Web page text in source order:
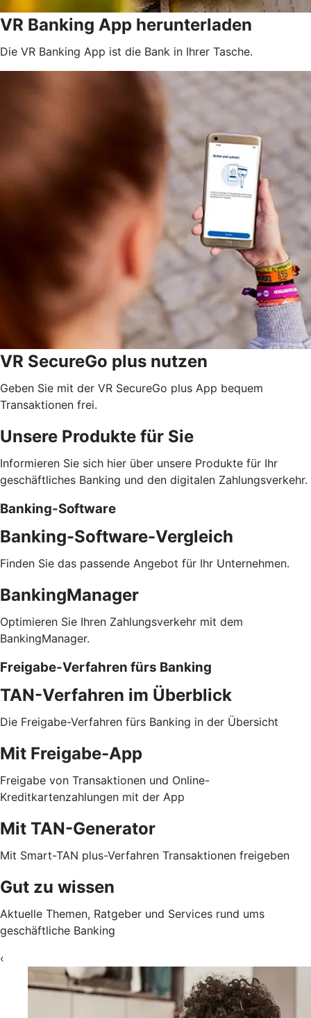
VR Banking App herunterladen
Die VR Banking App ist die Bank in Ihrer Tasche.
VR SecureGo plus nutzen
Geben Sie mit der VR SecureGo plus App bequem
Transaktionen frei.
Unsere Produkte für Sie
Informieren Sie sich hier über unsere Produkte für Ihr
geschäftliches Banking und den digitalen Zahlungsverkehr.
Banking-Software
Banking-Software-Vergleich
Finden Sie das passende Angebot für Ihr Unternehmen.
BankingManager
Optimieren Sie Ihren Zahlungsverkehr mit dem
BankingManager.
Freigabe-Verfahren fürs Banking
TAN-Verfahren im Überblick
Die Freigabe-Verfahren fürs Banking in der Übersicht
Mit Freigabe-App
Freigabe von Transaktionen und Online-
Kreditkartenzahlungen mit der App
Mit TAN-Generator
Mit Smart-TAN plus-Verfahren Transaktionen freigeben
Gut zu wissen
Aktuelle Themen, Ratgeber und Services rund ums
geschäftliche Banking
‹